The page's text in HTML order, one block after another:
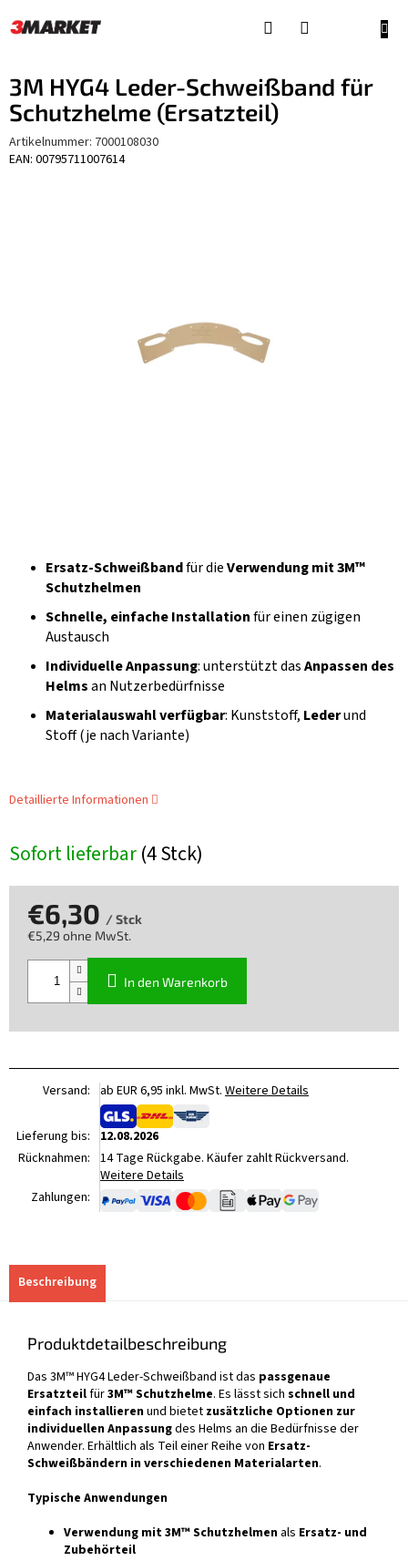
Inhalt
3M HYG4 Leder-Schweißband für
Schutzhelme (Ersatzteil)
Artikelnummer: 7000108030
EAN: 00795711007614
Sofort lieferbar(4 Stck)
Ersatz-Schweißbandfür dieVerwendung mit 3M™
Schutzhelmen
Schnelle, einfache Installationfür einen zügigen
Austausch
Individuelle Anpassung: unterstützt dasAnpassen des
Helmsan Nutzerbedürfnisse
Materialauswahl verfügbar: Kunststoff, Lederund
Stoff (je nach Variante)
Detaillierte Informationen
€6,30 / Stck
€5,29 ohne MwSt.
In den Warenkorb
Versand: ab EUR 6,95 inkl. MwSt. Weitere Details
Lieferung bis:
12.08.2026
Rücknahmen: 14 Tage Rückgabe. Käufer zahlt Rückversand.
Weitere Details
Zahlungen:
Beschreibung
Produktdetailbeschreibung
Das 3M™ HYG4 Leder-Schweißband ist das passgenaue
Ersatzteilfür3M™ Schutzhelme. Es lässt sich schnell und
einfach installierenund bietet zusätzliche Optionen zur
individuellen Anpassungdes Helms an die Bedürfnisse der
Anwender. Erhältlich als Teil einer Reihe von Ersatz-
Schweißbändern in verschiedenen Materialarten.
Typische Anwendungen
Verwendung mit 3M™ Schutzhelmen als Ersatz- und
Zubehörteil